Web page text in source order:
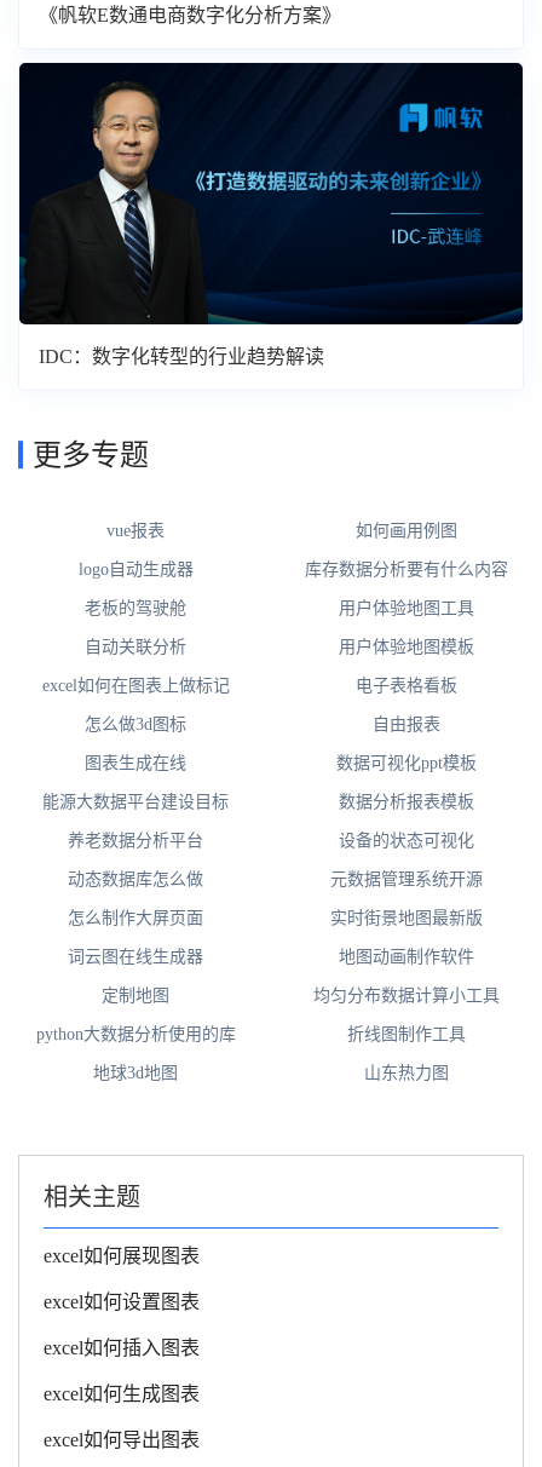
《帆软E数通电商数字化分析方案》
IDC：数字化转型的行业趋势解读
更多专题
vue报表 如何画用例图
logo自动生成器 库存数据分析要有什么内容
老板的驾驶舱 用户体验地图工具
自动关联分析 用户体验地图模板
excel如何在图表上做标记 电子表格看板
怎么做3d图标 自由报表
图表生成在线 数据可视化ppt模板
能源大数据平台建设目标 数据分析报表模板
养老数据分析平台 设备的状态可视化
动态数据库怎么做 元数据管理系统开源
怎么制作大屏页面 实时街景地图最新版
词云图在线生成器 地图动画制作软件
定制地图 均匀分布数据计算小工具
python大数据分析使用的库 折线图制作工具
地球3d地图 山东热力图
相关主题
excel如何展现图表
excel如何设置图表
excel如何插入图表
excel如何生成图表
excel如何导出图表